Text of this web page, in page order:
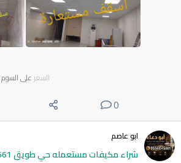
السعر على السوم
0
ابو عاصم
شراء مكيفات مستعمله حي طويق 0556045661